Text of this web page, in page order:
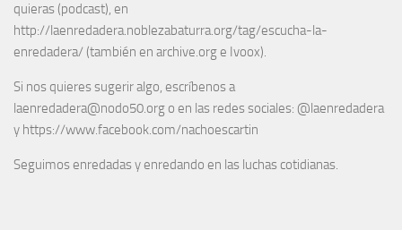
quieras (podcast), en
http://laenredadera.noblezabaturra.org/tag/escucha-la-
enredadera/ (también en archive.org e Ivoox).
Si nos quieres sugerir algo, escríbenos a
laenredadera@nodo50.org o en las redes sociales: @laenredadera
y https://www.facebook.com/nachoescartin
Seguimos enredadas y enredando en las luchas cotidianas.